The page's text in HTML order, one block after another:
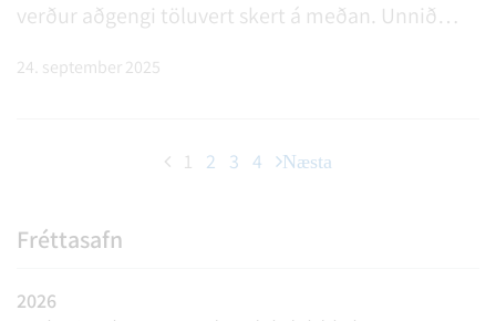
verður aðgengi töluvert skert á meðan. Unnið
Rangárþings ytra
24. september 2025
1 2 3 4 Næsta
Fréttasafn
2026